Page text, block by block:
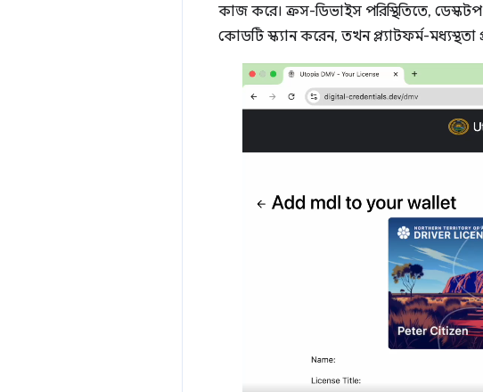
কাজ করে। ক্রস-ডিভাইস পরিস্থিতিতে,
কোডটি স্ক্যান করেন, তখন প্ল্যাটফর্ম-